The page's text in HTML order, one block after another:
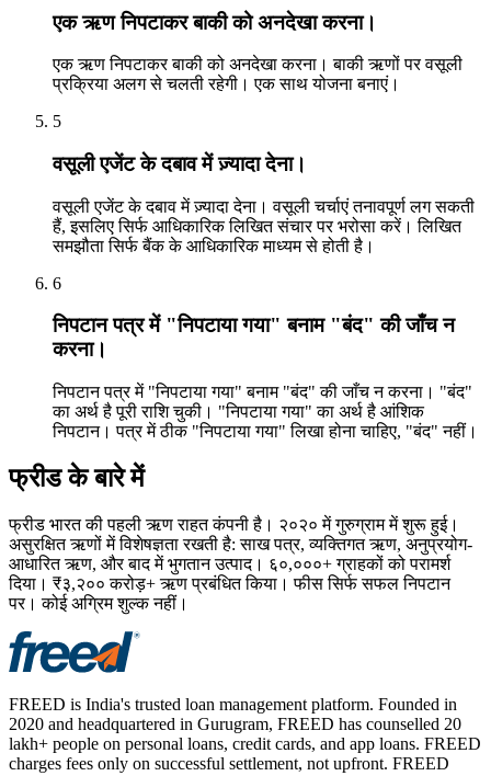
एक ऋण निपटाकर बाकी को अनदेखा करना।
एक ऋण निपटाकर बाकी को अनदेखा करना। बाकी ऋणों पर वसूली
प्रक्रिया अलग से चलती रहेगी। एक साथ योजना बनाएं।
5
वसूली एजेंट के दबाव में ज़्यादा देना।
वसूली एजेंट के दबाव में ज़्यादा देना। वसूली चर्चाएं तनावपूर्ण लग सकती
हैं, इसलिए सिर्फ आधिकारिक लिखित संचार पर भरोसा करें। लिखित
समझौता सिर्फ बैंक के आधिकारिक माध्यम से होती है।
6
निपटान पत्र में "निपटाया गया" बनाम "बंद" की जाँच न
करना।
निपटान पत्र में "निपटाया गया" बनाम "बंद" की जाँच न करना। "बंद"
का अर्थ है पूरी राशि चुकी। "निपटाया गया" का अर्थ है आंशिक
निपटान। पत्र में ठीक "निपटाया गया" लिखा होना चाहिए, "बंद" नहीं।
फ्रीड के बारे में
फ्रीड भारत की पहली ऋण राहत कंपनी है। २०२० में गुरुग्राम में शुरू हुई।
असुरक्षित ऋणों में विशेषज्ञता रखती है: साख पत्र, व्यक्तिगत ऋण, अनुप्रयोग-
आधारित ऋण, और बाद में भुगतान उत्पाद। ६०,०००+ ग्राहकों को परामर्श
दिया। ₹३,२०० करोड़+ ऋण प्रबंधित किया। फीस सिर्फ सफल निपटान
पर। कोई अग्रिम शुल्क नहीं।
FREED is India's trusted loan management platform. Founded in
2020 and headquartered in Gurugram, FREED has counselled 20
lakh+ people on personal loans, credit cards, and app loans. FREED
charges fees only on successful settlement, not upfront. FREED